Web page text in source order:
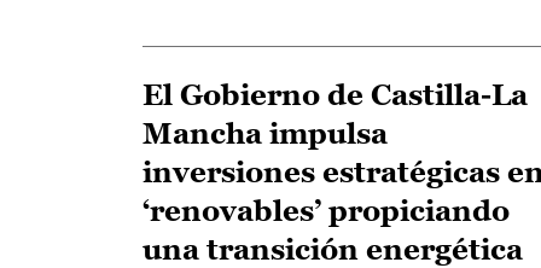
El Gobierno de Castilla-La
Mancha impulsa
inversiones estratégicas
‘renovables’ propiciando
una transición energética